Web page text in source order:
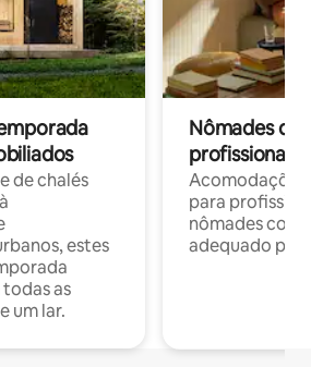
de chalés
estes
as
um lar.
Nômades
profissionais
para
nômades com
adequado